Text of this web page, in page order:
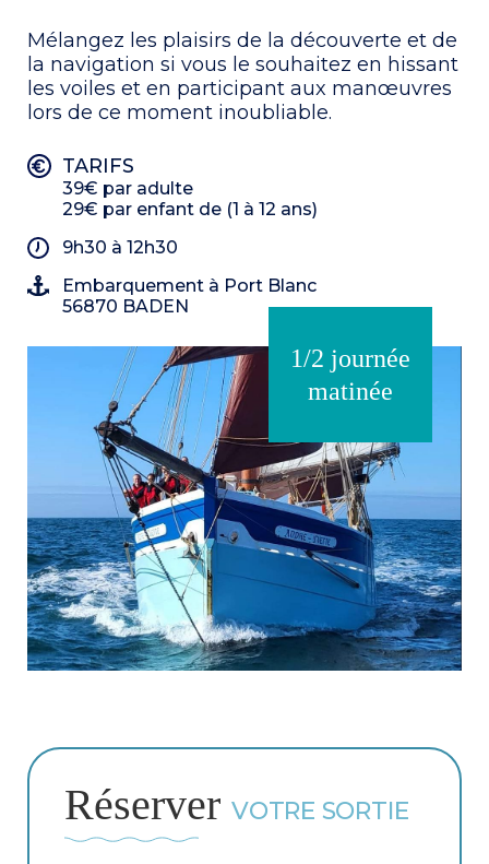
Mélangez les plaisirs de la découverte et de
la navigation si vous le souhaitez en hissant
les voiles et en participant aux manœuvres
lors de ce moment inoubliable.
TARIFS
39€ par adulte
29€ par enfant de (1 à 12 ans)
9h30 à 12h30
Embarquement à Port Blanc
56870 BADEN
1/2 journée
matinée
Réserver VOTRE SORTIE